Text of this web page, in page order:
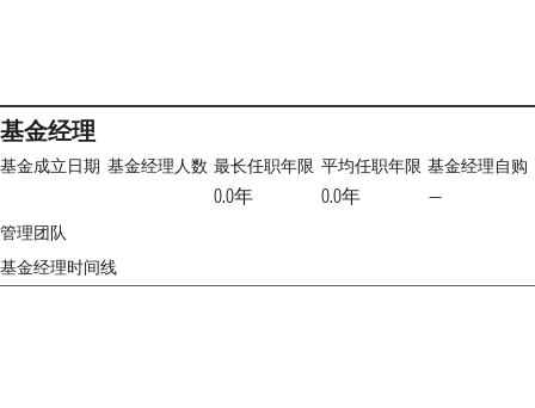
基金经理
基金成立日期 基金经理人数 最长任职年限
0.0年
平均任职年限
0.0年
基金经理自购
—
管理团队
基金经理时间线